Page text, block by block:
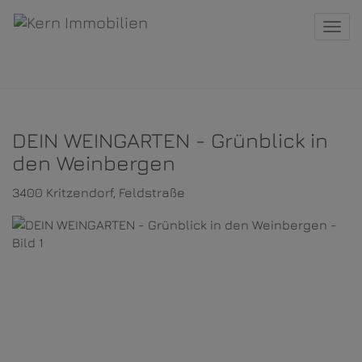
DEIN WEINGARTEN - Grünblick in
den Weinbergen
3400 Kritzendorf, Feldstraße